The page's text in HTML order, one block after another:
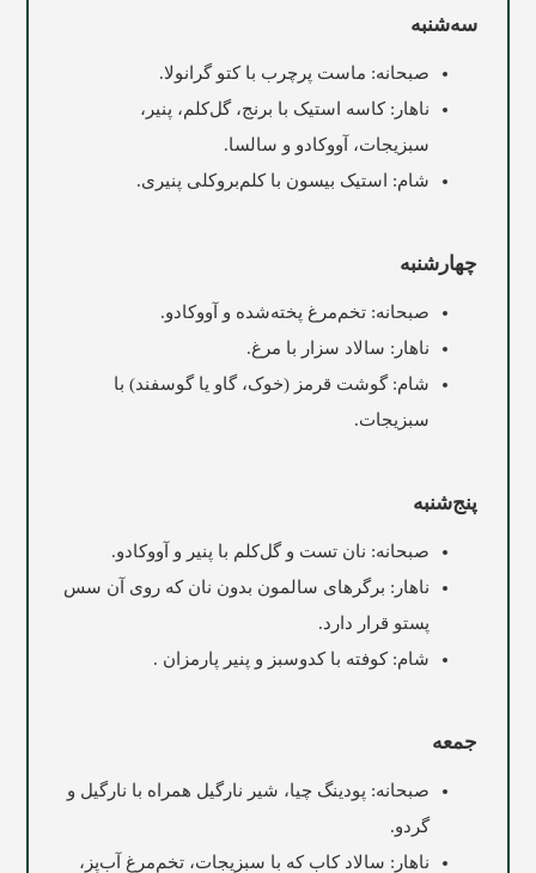
سه‌شنبه
صبحانه: ماست پرچرب با کتو گرانولا.
ناهار: کاسه استیک با برنج، گل‌کلم، پنیر،
سبزیجات، آووکادو و سالسا.
شام: استیک بیسون با کلم‌بروکلی پنیری.
چهارشنبه
صبحانه: تخم‌مرغ پخته‌شده و آووکادو.
ناهار: سالاد سزار با مرغ.
شام: گوشت قرمز (خوک، گاو یا گوسفند) با
سبزیجات.
پنج‌شنبه
صبحانه: نان تست و گل‌کلم با پنیر و آووکادو.
ناهار: برگرهای سالمون بدون نان که روی آن سس
پستو قرار دارد.
شام: کوفته با کدوسبز و پنیر پارمزان .
جمعه
صبحانه: پودینگ چیا، شیر نارگیل همراه با نارگیل و
گردو.
ناهار: سالاد کاب که با سبزیجات، تخم‌مرغ آب‌پز،